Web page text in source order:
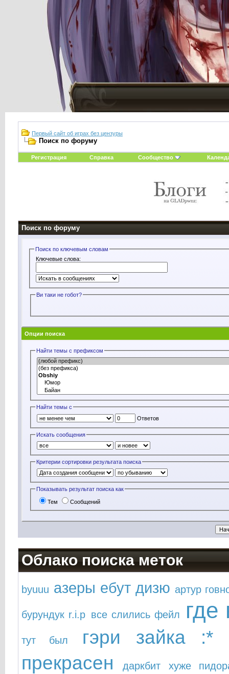
Первый сайт об играх без цензуры
Поиск по форуму
Регистрация Справка Сообщество
Поиск по форуму
Поиск по ключевым словам
Ключевые слова:
Ви таки не rобот?
Опции поиска
Найти темы с префиксом
Найти темы с
Ответов
Искать сообщения
Критерии сортировки результата поиска
Показывать результат поиска как
Тем Сообщений
Облако поиска меток
byuuu азеры ебут дизю артур
бурундук r.i.p все слились фейл где
тут был гэри зайка :*
прекрасен даркбит хуже